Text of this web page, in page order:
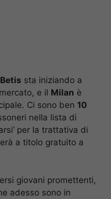
sta iniziando a
e il Milan è
Ci sono ben 10
nella lista di
per la trattativa di
a titolo gratuito a
giovani promettenti,
adesso sono in